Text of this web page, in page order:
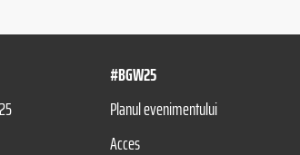
#BGW25
Planul evenimentului
Acces